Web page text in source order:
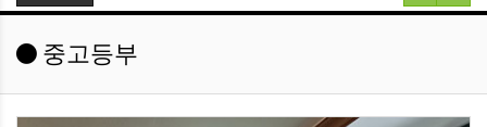
중고등부